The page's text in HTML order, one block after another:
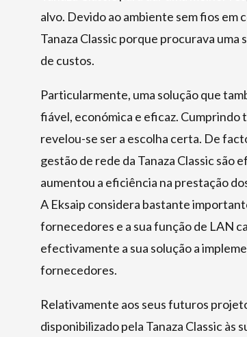
alvo. Devido ao ambiente sem fios em
Tanaza Classic porque procurava
de custos.
Particularmente, uma solução que
fiável, económica e eficaz. Cumprindo
revelou-se ser a escolha certa. De
gestão de rede da Tanaza Classic são
aumentou a eficiência na prestação
A Eksaip considera bastante
fornecedores e a sua função de LAN
efectivamente a sua solução a
fornecedores.
Relativamente aos seus futuros
disponibilizado pela Tanaza Classic às